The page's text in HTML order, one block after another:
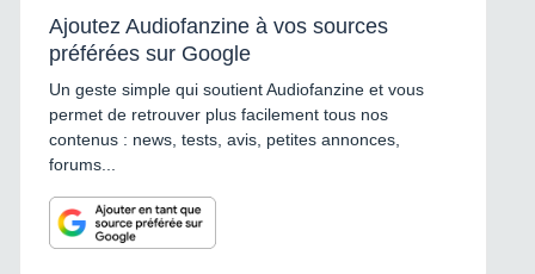
Ajoutez Audiofanzine à vos sources
préférées sur Google
Un geste simple qui soutient Audiofanzine et vous
permet de retrouver plus facilement tous nos
contenus : news, tests, avis, petites annonces,
forums...